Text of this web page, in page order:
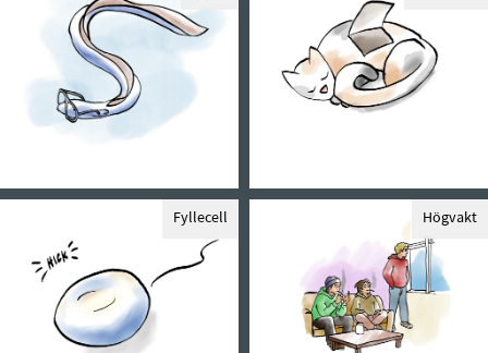
Fyllecell Högvakt